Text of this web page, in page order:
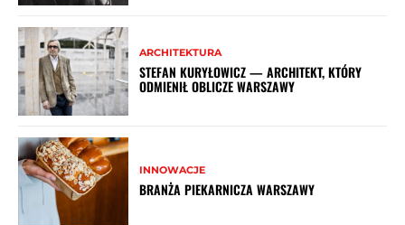
ARCHITEKTURA
STEFAN KURYŁOWICZ — ARCHITEKT, KTÓRY
ODMIENIŁ OBLICZE WARSZAWY
INNOWACJE
BRANŻA PIEKARNICZA WARSZAWY